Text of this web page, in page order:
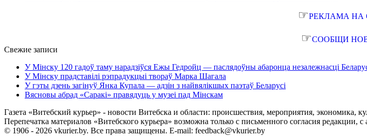
☞РЕКЛАМА НА
☞СООБЩИ
Свежие записи
У Мінску 120 гадоў таму нарадзіўся Ежы Гедройц — паслядоўны абаронца незалежнасці
У Мінску прадставілі рэпрадукцыі твораў Марка Шагала
У гэты дзень загінуў Янка Купала — адзін з найвялікшых паэтаў Беларусі
Вясновы абрад «Саракі» правядуць у музеі пад Мінскам
Газета «Витебский курьер» - новости Витебска и области: происшествия, мероприятия, экономика,
Перепечатка материалов «Витебского курьера» возможна только с письменного согласия
© 1906 - 2026 vkurier.by. Все права защищены. E-mail: feedback@vkurier.by